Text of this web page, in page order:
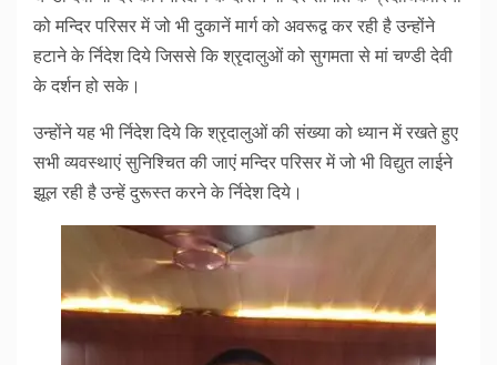
को मन्दिर परिसर में जो भी दुकानें मार्ग को अवरूद्व कर रही है उन्होंने
हटाने के र्निदेश दिये जिससे कि श्रृदालुओं को सुगमता से मां चण्डी देवी
के दर्शन हो सके।
उन्होंने यह भी र्निदेश दिये कि श्रृदालुओं की संख्या को ध्यान में रखते हुए
सभी व्यवस्थाएं सुनिश्चित की जाएं मन्दिर परिसर में जो भी विद्युत लाईने
झूल रही है उन्हें दुरूस्त करने के र्निदेश दिये।